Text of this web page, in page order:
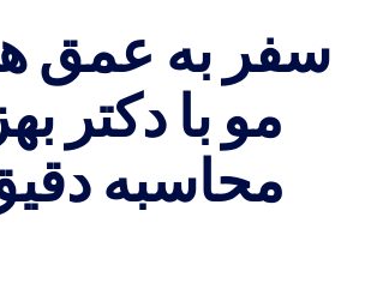
سفر به عمق
مو با دکتر
محاسبه